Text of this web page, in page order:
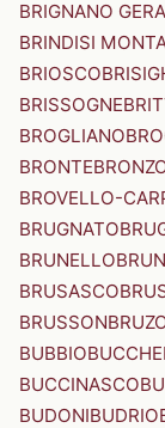
BRIGNANO
BRINDISI
BRIOSCO
BRISSOGNE
BROGLIANO
BRONTE
BROVELLO-
BRUGNATO
BRUNELLO
BRUSASCO
BRUSSON
BUBBIO
BUCCINASCO
BUDONIBUDRIO